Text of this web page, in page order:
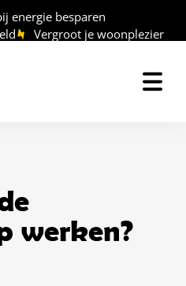
energie besparen
Vergroot je woonplezier
werken?